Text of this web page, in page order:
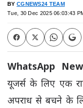
BY CGNEWS24 TEAM
Tue, 30 Dec 2025 06:03:43
WhatsApp
यूजर्स के लिए एक
अपराध से बचने के